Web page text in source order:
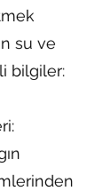
su ve
bilgiler: